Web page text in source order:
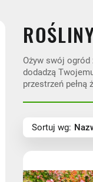
Ożyw swój
dodadzą
przestrzeń
Sortuj wg:
Nazwa
Nazwa
Cena rosnąco
Cena malejąco